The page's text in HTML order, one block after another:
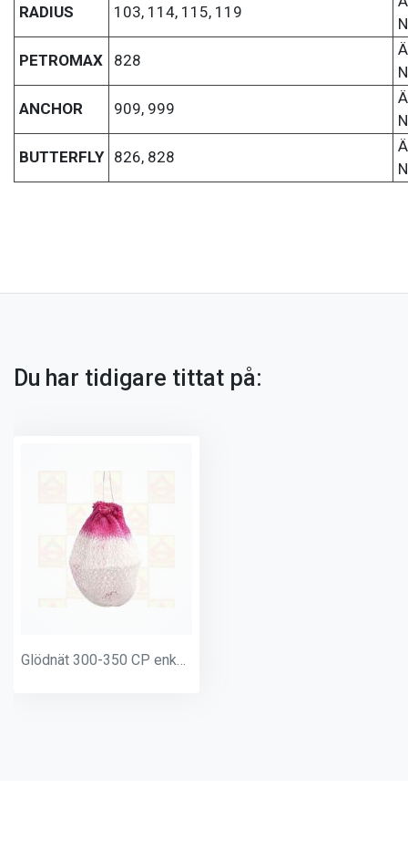
RADIUS 103, 114, 115, 119
PETROMAX
828
ANCHOR
909, 999
BUTTERFLY 826, 828
Du har tidigare tittat på:
Glödnät 300-350 CP enkelknuten